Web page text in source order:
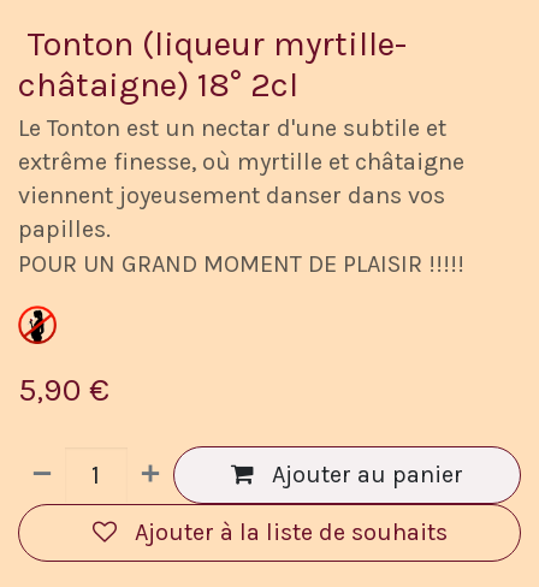
Tonton (liqueur myrtille-
châtaigne) 18° 2cl
Le Tonton est un nectar d'une subtile et
extrême finesse, où myrtille et châtaigne
viennent joyeusement danser dans vos
papilles.
POUR UN GRAND MOMENT DE PLAISIR !!!!!
5,90 €
Ajouter au panier
Ajouter à la liste de souhaits